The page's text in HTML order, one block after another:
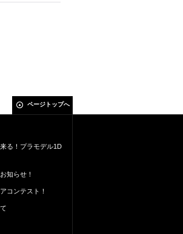
ページトップへ
る！プラモデル1D
知らせ！
コンテスト！